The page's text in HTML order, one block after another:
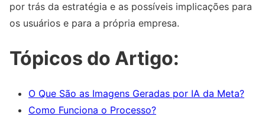
por trás da estratégia e as possíveis implicações para
os usuários e para a própria empresa.
Tópicos do Artigo:
O Que São as Imagens Geradas por IA da Meta?
Como Funciona o Processo?